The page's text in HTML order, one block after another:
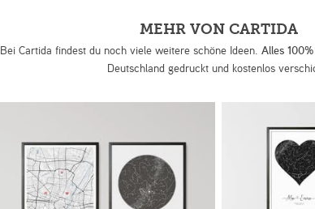
MEHR VON CARTIDA
Bei Cartida findest du noch viele weitere schöne Ideen. Alles
Deutschland gedruckt und kostenlos